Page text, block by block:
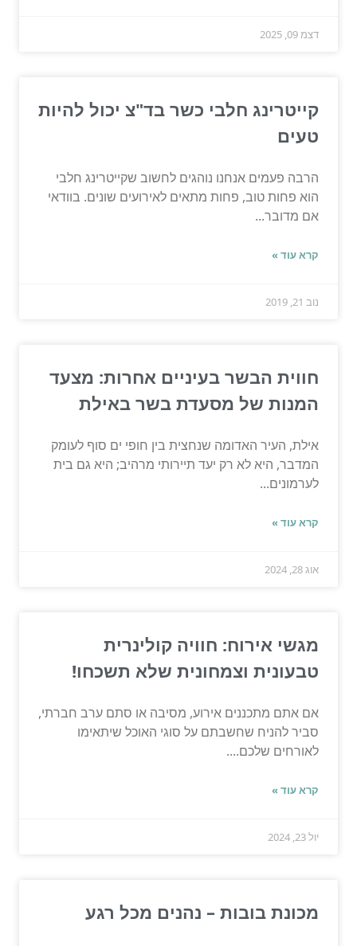
דצמ 09, 2025
קייטרינג חלבי כשר בד"צ יכול להיות
טעים
הרבה פעמים אנחנו נוהגים לחשוב שקייטרינג חלבי
הוא פחות טוב, פחות מתאים לאירועים שונים. בוודאי
אם מדובר...
קרא עוד »
נוב 21, 2019
חווית הבשר בעיניים אחרות: מצעד
המנות של מסעדת בשר באילת
אילת, העיר האדומה שנחצית בין חופי ים סוף לעומק
המדבר, היא לא רק יעד תיירותי מרהיב; היא גם בית
לערמונים...
קרא עוד »
אוג 28, 2024
מגשי אירוח: חוויה קולינרית
טבעונית וצמחונית שלא תשכחו!
אם אתם מתכננים אירוע, מסיבה או סתם ערב חברתי,
סביר להניח שחשבתם על סוגי האוכל שיתאימו
לאורחים שלכם....
קרא עוד »
יול 23, 2024
מכונת בובות – נהנים מכל רגע